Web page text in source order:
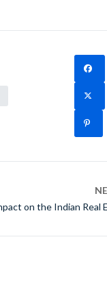
on the Indian Real